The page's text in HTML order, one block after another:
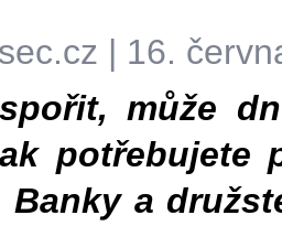
| 16.
může
potřebujete
a